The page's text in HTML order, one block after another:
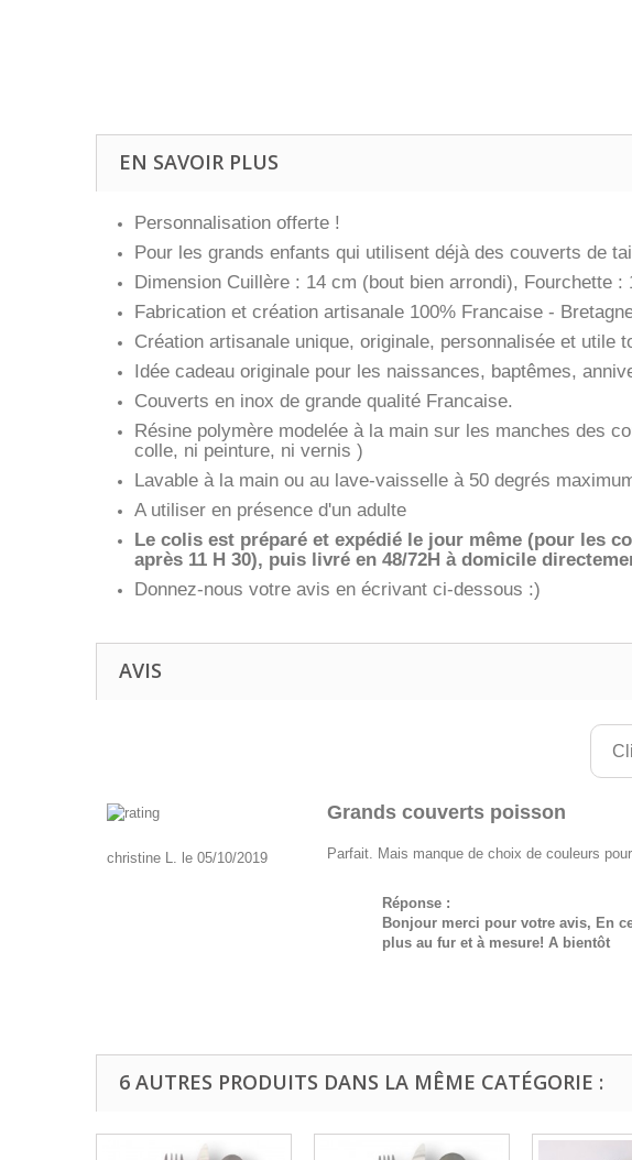
EN SAVOIR PLUS
Personnalisation offerte !
Pour les grands enfants qui utilisent déjà des couverts de
Dimension Cuillère : 14 cm (bout bien arrondi), Fourchette
Fabrication et création artisanale 100% Francaise -
Création artisanale unique, originale, personnalisée et utile
Idée cadeau originale pour les naissances, baptêmes,
Couverts en inox de grande qualité Francaise.
Résine polymère modelée à la main sur les manches des
colle, ni peinture, ni vernis )
Lavable à la main ou au lave-vaisselle à 50 degrés
A utiliser en présence d'un adulte
Le colis est préparé et expédié le jour même (pour les
après 11 H 30), puis livré en 48/72H à domicile
Donnez-nous votre avis en écrivant ci-dessous :)
AVIS
Grands couverts poisson
christine L. le 05/10/2019 Parfait. Mais manque de choix de couleurs
Réponse :
Bonjour merci pour votre avis, En
plus au fur et à mesure! A bientôt
6 AUTRES PRODUITS DANS LA MÊME CATÉGORIE :